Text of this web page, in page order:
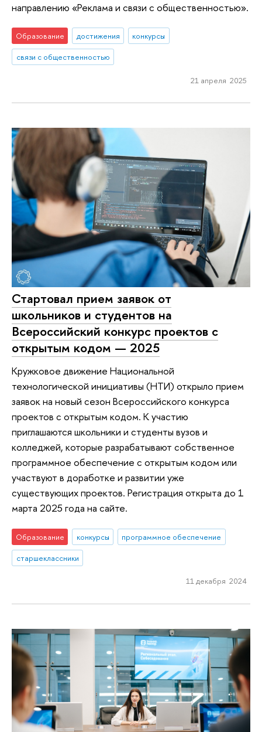
направлению «Реклама и связи с общественностью».
Образование достижения
конкурсы
связи с общественностью
21 апреля 2025
Стартовал прием заявок от
школьников и студентов на
Всероссийский конкурс проектов с
открытым кодом — 2025
Кружковое движение Национальной
технологической инициативы (НТИ) открыло прием
заявок на новый сезон Всероссийского конкурса
проектов с открытым кодом. К участию
приглашаются школьники и студенты вузов и
колледжей, которые разрабатывают собственное
программное обеспечение с открытым кодом или
участвуют в доработке и развитии уже
существующих проектов. Регистрация открыта до 1
марта 2025 года на сайте.
Образование конкурсы
программное обеспечение
старшеклассники
11 декабря 2024